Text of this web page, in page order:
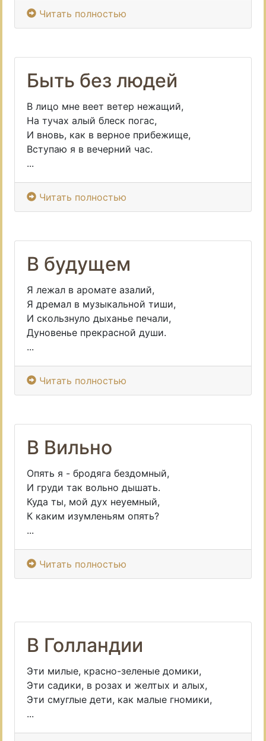
Читать полностью
Быть без людей
В лицо мне веет ветер нежащий,
На тучах алый блеск погас,
И вновь, как в верное прибежище,
Вступаю я в вечерний час.
...
Читать полностью
В будущем
Я лежал в аромате азалий,
Я дремал в музыкальной тиши,
И скользнуло дыханье печали,
Дуновенье прекрасной души.
...
Читать полностью
В Вильно
Опять я - бродяга бездомный,
И груди так вольно дышать.
Куда ты, мой дух неуемный,
К каким изумленьям опять?
...
Читать полностью
В Голландии
Эти милые, красно-зеленые домики,
Эти садики, в розах и желтых и алых,
Эти смуглые дети, как малые гномики,
...